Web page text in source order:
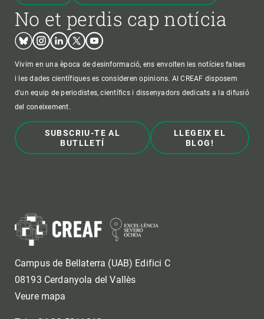
No et perdis cap notícia
BlueskyInstagram
LinkedinTwitterYoutube
Vivim en una època de desinformació, ens envolten les notícies falses
i les dades científiques es consideren opinions. Al CREAF disposem
d'un equip de periodistes, científics i dissenyadors dedicats a la difusió
del coneixement.
SUBSCRIU-TE AL
BUTLLETÍ
LLEGEIX EL
BLOG!
Campus de Bellaterra (UAB) Edifici C
08193 Cerdanyola del Vallès
Veure mapa